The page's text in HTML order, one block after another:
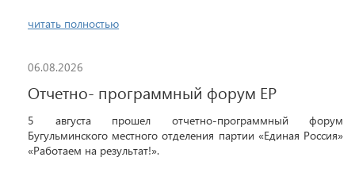
читать полностью
06.08.2026
Отчетно- программный форум ЕР
5 августа прошел отчетно-программный форум
Бугульминского местного отделения партии «Единая Россия»
«Работаем на результат!».